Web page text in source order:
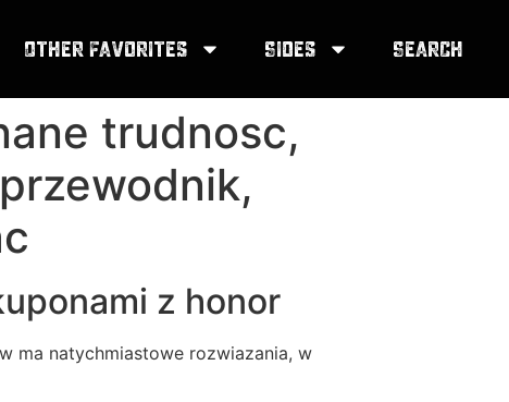
Other Favorites Sides Search
trudnosc,
z honor
ma natychmiastowe rozwiazania, w